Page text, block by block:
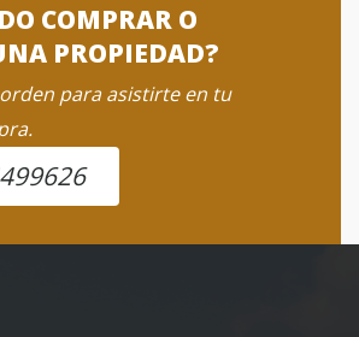
COMPRAR O
PROPIEDAD?
para asistirte en tu